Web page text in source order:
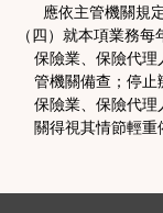
應依主管機關規定
（四）就本項業務
保險業、保險代理
管機關備查；停止
保險業、保險代理
關得視其情節輕重